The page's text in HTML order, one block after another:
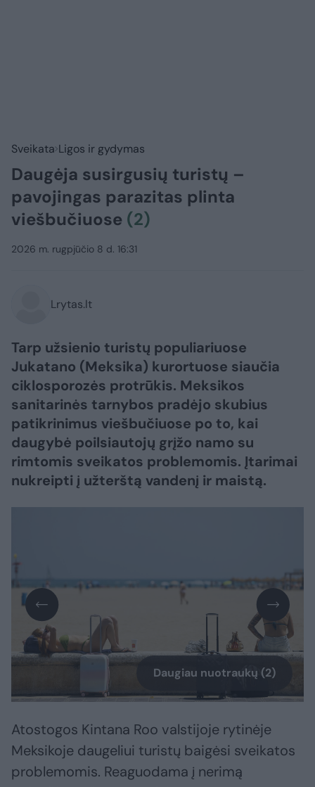
Sveikata Ligos ir gydymas
Daugėja susirgusių turistų –
pavojingas parazitas plinta
viešbučiuose (2)
2026 m. rugpjūčio 8 d. 16:31
Lrytas.lt
Tarp užsienio turistų populiariuose
Jukatano (Meksika) kurortuose siaučia
ciklosporozės protrūkis. Meksikos
sanitarinės tarnybos pradėjo skubius
patikrinimus viešbučiuose po to, kai
daugybė poilsiautojų grįžo namo su
rimtomis sveikatos problemomis. Įtarimai
nukreipti į užterštą vandenį ir maistą.
Daugiau nuotraukų (2)
Atostogos Kintana Roo valstijoje rytinėje
Meksikoje daugeliui turistų baigėsi sveikatos
problemomis. Reaguodama į nerimą